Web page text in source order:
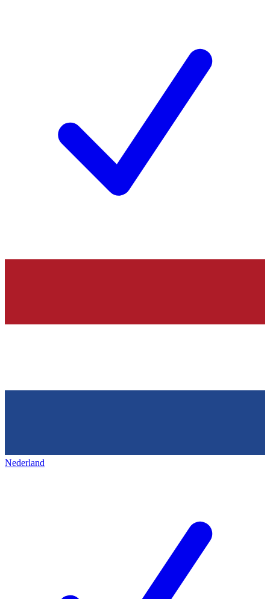
Nederland